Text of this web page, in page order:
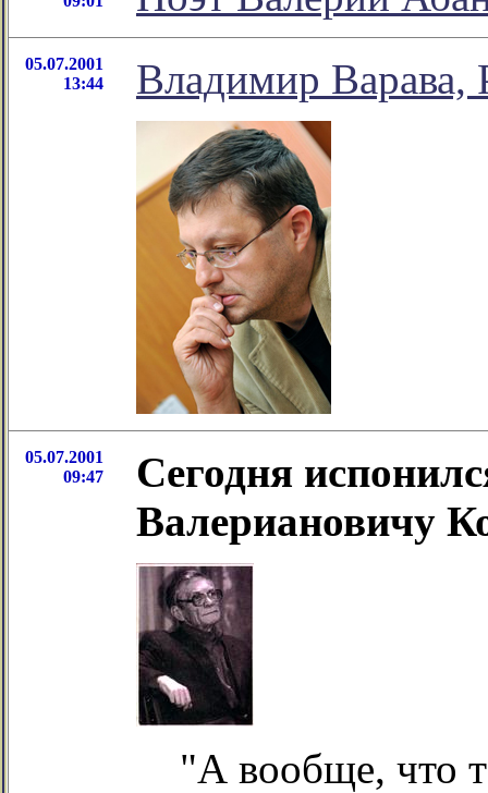
05.07.2001
13:44
Владимир Варава,
05.07.2001
09:47
Сегодня
Валериановичу
"А вообще, что